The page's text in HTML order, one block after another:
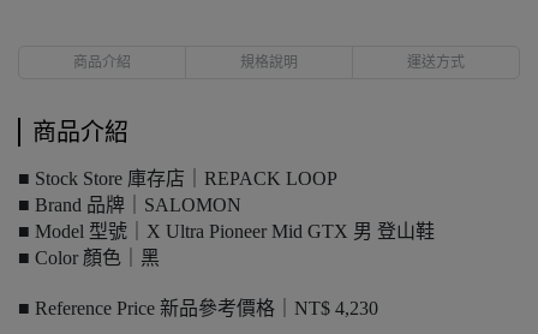
商品介紹 規格說明 運送方式
商品介紹
■ Stock Store 庫存店｜REPACK LOOP
■ Brand 品牌｜SALOMON
■ Model 型號｜X Ultra Pioneer Mid GTX 男 登山鞋
■ Color 顏色｜黑
■ Reference Price 新品參考價格｜NT$ 4,230